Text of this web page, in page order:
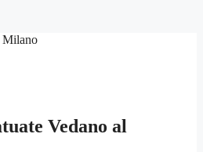
Milano
Vedano al